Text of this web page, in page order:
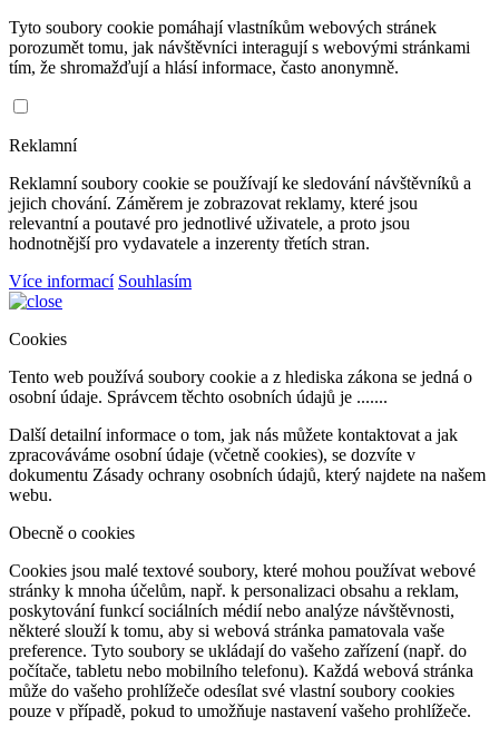
Tyto soubory cookie pomáhají vlastníkům webových stránek
porozumět tomu, jak návštěvníci interagují s webovými stránkami
tím, že shromažďují a hlásí informace, často anonymně.
Reklamní
Reklamní soubory cookie se používají ke sledování návštěvníků a
jejich chování. Záměrem je zobrazovat reklamy, které jsou
relevantní a poutavé pro jednotlivé uživatele, a proto jsou
hodnotnější pro vydavatele a inzerenty třetích stran.
Více informací Souhlasím
Cookies
Tento web používá soubory cookie a z hlediska zákona se jedná o
osobní údaje. Správcem těchto osobních údajů je .......
Další detailní informace o tom, jak nás můžete kontaktovat a jak
zpracováváme osobní údaje (včetně cookies), se dozvíte v
dokumentu Zásady ochrany osobních údajů, který najdete na našem
webu.
Obecně o cookies
Cookies jsou malé textové soubory, které mohou používat webové
stránky k mnoha účelům, např. k personalizaci obsahu a reklam,
poskytování funkcí sociálních médií nebo analýze návštěvnosti,
některé slouží k tomu, aby si webová stránka pamatovala vaše
preference. Tyto soubory se ukládají do vašeho zařízení (např. do
počítače, tabletu nebo mobilního telefonu). Každá webová stránka
může do vašeho prohlížeče odesílat své vlastní soubory cookies
pouze v případě, pokud to umožňuje nastavení vašeho prohlížeče.